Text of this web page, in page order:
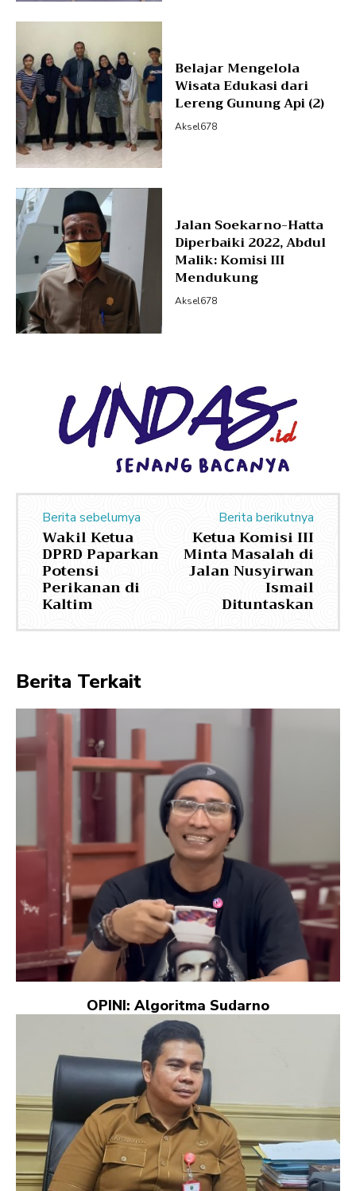
Belajar Mengelola
Wisata Edukasi dari
Lereng Gunung Api (2)
Aksel678
Jalan Soekarno-Hatta
Diperbaiki 2022, Abdul
Malik: Komisi III
Mendukung
Aksel678
Berita sebelumya
Wakil Ketua
DPRD Paparkan
Potensi
Perikanan di
Kaltim
Berita berikutnya
Ketua Komisi III
Minta Masalah di
Jalan Nusyirwan
Ismail
Dituntaskan
Berita Terkait
OPINI: Algoritma Sudarno